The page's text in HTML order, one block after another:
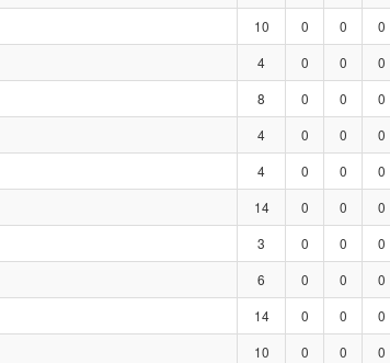
10 0 0 0
4 0 0 0
8 0 0 0
4 0 0 0
4 0 0 0
14 0 0 0
3 0 0 0
6 0 0 0
14 0 0 0
10 0 0 0